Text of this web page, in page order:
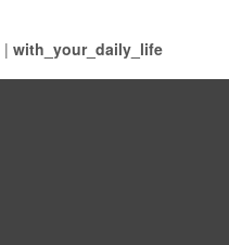
| with_your_daily_life